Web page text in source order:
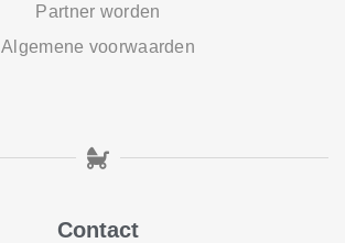
Partner worden
Algemene voorwaarden
Contact